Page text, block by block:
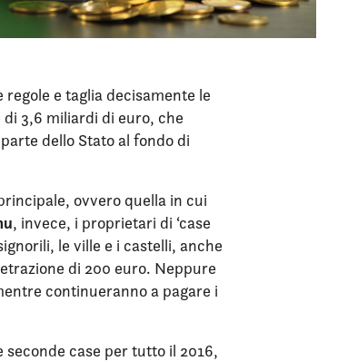
e taglia decisamente le
3,6 miliardi di euro, che
dello Stato al fondo di
ovvero quella in cui
, invece, i proprietari di ‘case
le ville e i castelli, anche
di 200 euro. Neppure
continueranno a pagare i
case per tutto il 2016,